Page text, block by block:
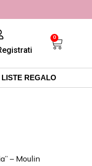
0
LISTE REGALO
– Moulin